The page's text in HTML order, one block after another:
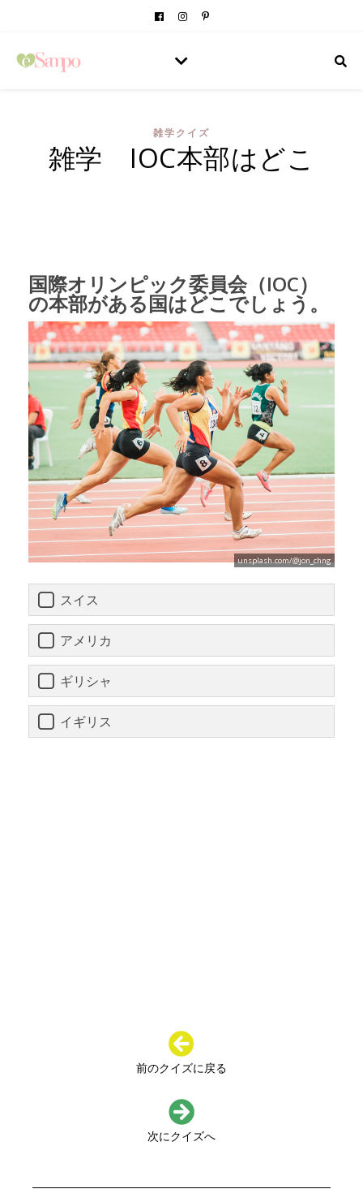
雑学クイズ
雑学 IOC本部はどこ
国際オリンピック委員会（IOC）
の本部がある国はどこでしょう。
unsplash.com/@jon_chng
スイス
アメリカ
ギリシャ
イギリス
前のクイズに戻る
次にクイズへ